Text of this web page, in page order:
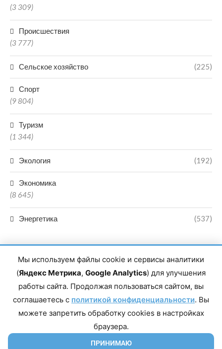
(3 309)
Происшествия
(3 777)
Сельское хозяйство (225)
Спорт
(9 804)
Туризм
(1 344)
Экология (192)
Экономика
(8 645)
Энергетика (537)
Главный редактор сетевого издания Магомаев Тимур Нухович.
Контакты редакции: 8(988)-292-94-34 Почта: vestiskfo@gmail.com По
Республика Дагестан, г. Махачкала, пр-т Насрутдинова, д. 1а. Все
права защищены. Копирование и использование полных материалов
запрещено, частичное цитирование возможно только при условии
Мы используем файлы cookie и сервисы аналитики
(Яндекс Метрика, Google Analytics) для улучшения
работы сайта. Продолжая пользоваться сайтом, вы
соглашаетесь с политикой конфиденциальности. Вы
можете запретить обработку cookies в настройках
браузера.
ПРИНИМАЮ